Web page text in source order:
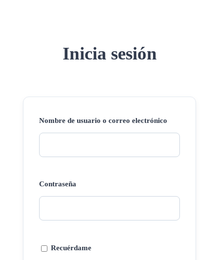
Inicia sesión
Nombre de usuario o correo electrónico
Contraseña
Recuérdame